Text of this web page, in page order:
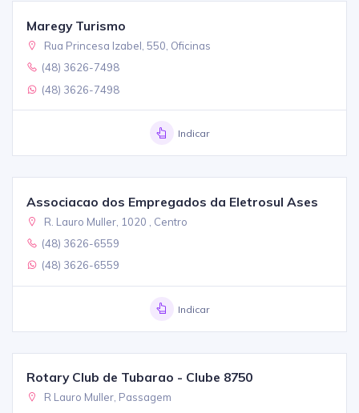
Maregy Turismo
Rua Princesa Izabel, 550, Oficinas
(48) 3626-7498
(48) 3626-7498
Indicar
Associacao dos Empregados da Eletrosul Ases
R. Lauro Muller, 1020 , Centro
(48) 3626-6559
(48) 3626-6559
Indicar
Rotary Club de Tubarao - Clube 8750
R Lauro Muller, Passagem